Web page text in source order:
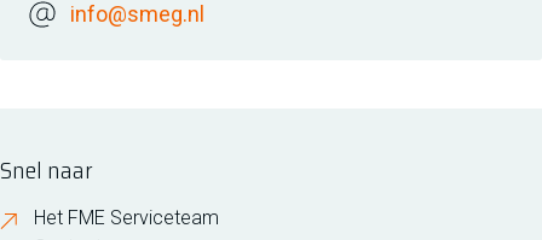
info@smeg.nl
Snel naar
Het FME Serviceteam